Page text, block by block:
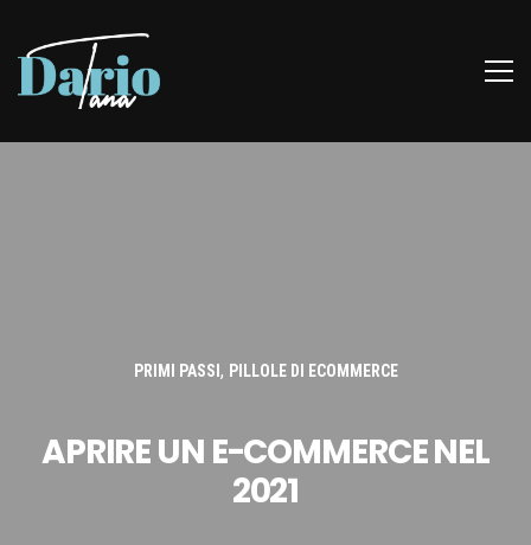
PRIMI PASSI , PILLOLE DI ECOMMERCE
APRIRE UN E-COMMERCE NEL
2021